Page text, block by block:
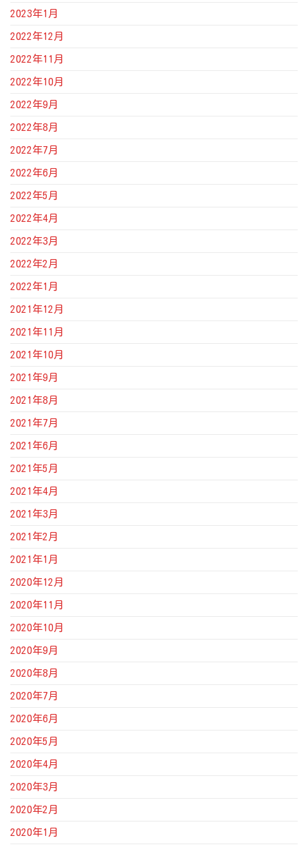
2023年1月
2022年12月
2022年11月
2022年10月
2022年9月
2022年8月
2022年7月
2022年6月
2022年5月
2022年4月
2022年3月
2022年2月
2022年1月
2021年12月
2021年11月
2021年10月
2021年9月
2021年8月
2021年7月
2021年6月
2021年5月
2021年4月
2021年3月
2021年2月
2021年1月
2020年12月
2020年11月
2020年10月
2020年9月
2020年8月
2020年7月
2020年6月
2020年5月
2020年4月
2020年3月
2020年2月
2020年1月